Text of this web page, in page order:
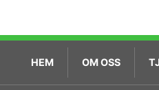
HEM OM OSS